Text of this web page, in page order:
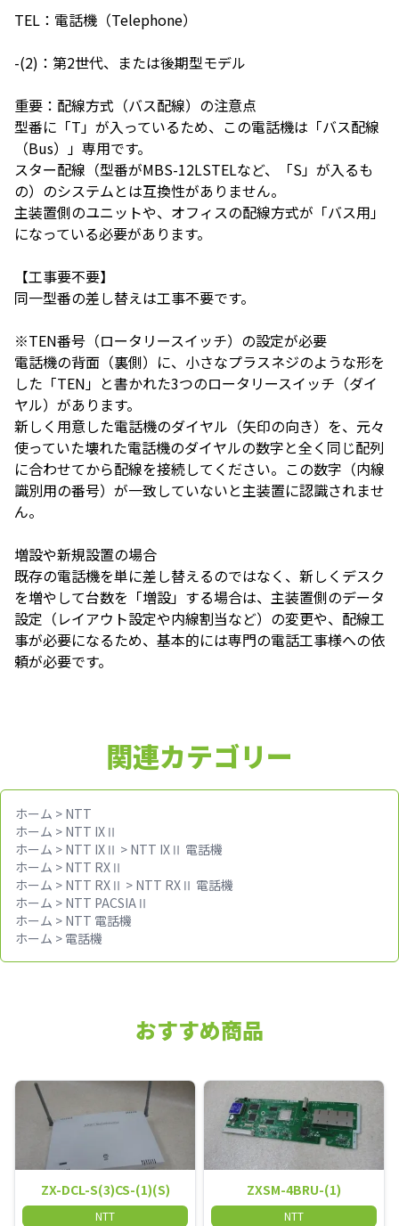
TEL：電話機（Telephone）
-(2)：第2世代、または後期型モデル
重要：配線方式（バス配線）の注意点
型番に「T」が入っているため、この電話機は「バス配線
（Bus）」専用です。
スター配線（型番がMBS-12LSTELなど、「S」が入るも
の）のシステムとは互換性がありません。
主装置側のユニットや、オフィスの配線方式が「バス用」
になっている必要があります。
【工事要不要】
同一型番の差し替えは工事不要です。
※TEN番号（ロータリースイッチ）の設定が必要
電話機の背面（裏側）に、小さなプラスネジのような形を
した「TEN」と書かれた3つのロータリースイッチ（ダイ
ヤル）があります。
新しく用意した電話機のダイヤル（矢印の向き）を、元々
使っていた壊れた電話機のダイヤルの数字と全く同じ配列
に合わせてから配線を接続してください。この数字（内線
識別用の番号）が一致していないと主装置に認識されませ
ん。
増設や新規設置の場合
既存の電話機を単に差し替えるのではなく、新しくデスク
を増やして台数を「増設」する場合は、主装置側のデータ
設定（レイアウト設定や内線割当など）の変更や、配線工
事が必要になるため、基本的には専門の電話工事様への依
頼が必要です。
関連カテゴリー
ホーム > NTT
ホーム > NTT IXⅡ
ホーム > NTT IXⅡ > NTT IXⅡ 電話機
ホーム > NTT RXⅡ
ホーム > NTT RXⅡ > NTT RXⅡ 電話機
ホーム > NTT PACSIAⅡ
ホーム > NTT 電話機
ホーム > 電話機
おすすめ商品
ZX-DCL-S(3)CS-(1)(S)
NTT
ZXSM-4BRU-(1)
NTT